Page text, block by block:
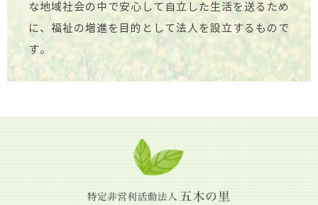
な地域社会の中で安心して自立した生活を送るため
に、福祉の増進を目的として法人を設立するもので
す。